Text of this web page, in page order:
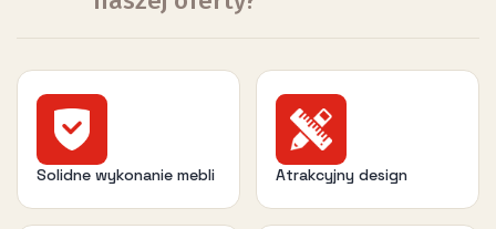
Solidne wykonanie mebli Atrakcyjny design